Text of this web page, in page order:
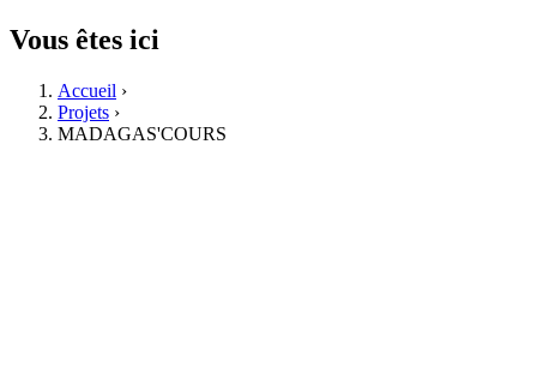
Vous êtes ici
Accueil ›
Projets ›
MADAGAS'COURS